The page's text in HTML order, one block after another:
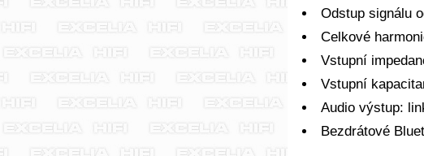
Odstup signálu
Celkové
Vstupní
Vstupní
Audio výstup:
Bezdrátové